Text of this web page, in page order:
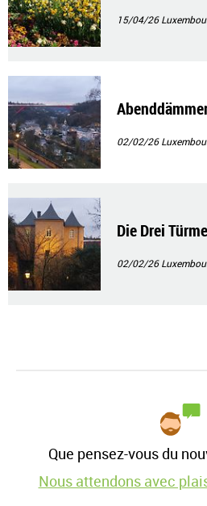
15/04/26
02/02/26
Die Drei Türme
02/02/26
Que pensez-vous du
Nous attendons avec